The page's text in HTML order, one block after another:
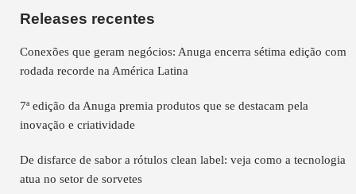
Releases recentes
Conexões que geram negócios: Anuga encerra sétima edição com
rodada recorde na América Latina
7ª edição da Anuga premia produtos que se destacam pela
inovação e criatividade
De disfarce de sabor a rótulos clean label: veja como a tecnologia
atua no setor de sorvetes